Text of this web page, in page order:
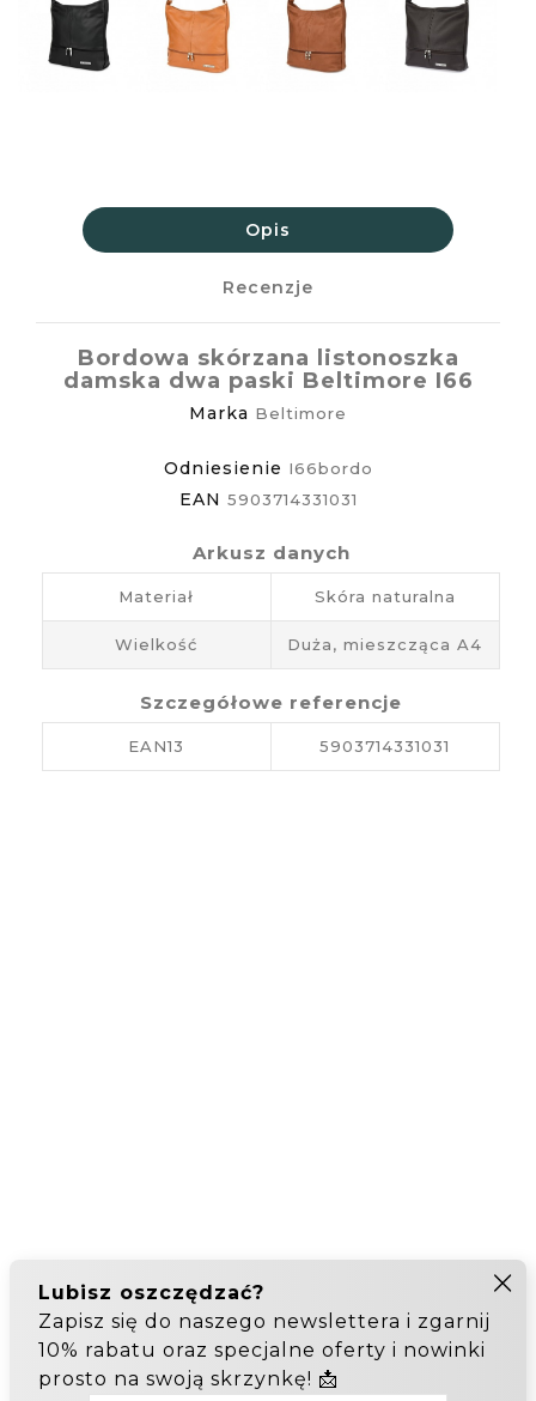
Opis
Recenzje
Bordowa skórzana listonoszka
damska dwa paski Beltimore I66
Marka Beltimore
Odniesienie I66bordo
EAN 5903714331031
Arkusz danych
Materiał Skóra naturalna
Wielkość Duża, mieszcząca A4
Szczegółowe referencje
EAN13 5903714331031

Nasza Firma 
Odstąp od umowy tutaj